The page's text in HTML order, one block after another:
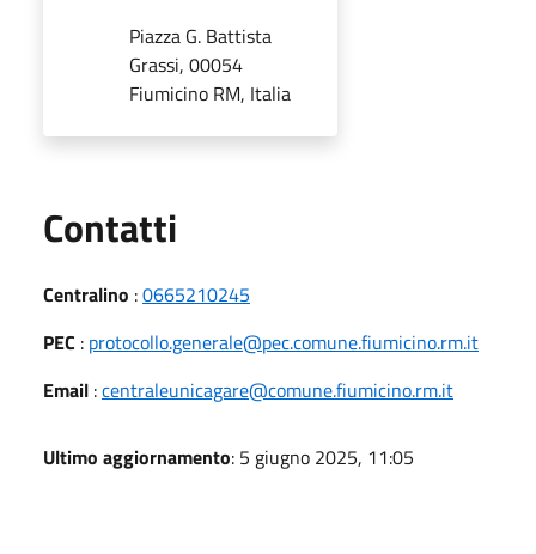
Piazza G. Battista
Grassi, 00054
Fiumicino RM, Italia
Contatti
Centralino :0665210245
PEC : protocollo.generale@pec.comune.fiumicino.rm.it
Email :centraleunicagare@comune.fiumicino.rm.it
Ultimo aggiornamento: 5 giugno 2025, 11:05